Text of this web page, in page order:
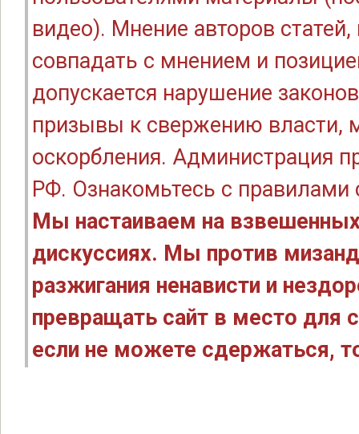
видео). Мнение авторов
совпадать с мнением и
допускается нарушение
призывы к свержению власти,
оскорбления. Администрация
РФ. Ознакомьтесь с правилами
Мы настаиваем на
дискуссиях. Мы против
разжигания ненависти и
превращать сайт в место для
если не можете сдержаться,